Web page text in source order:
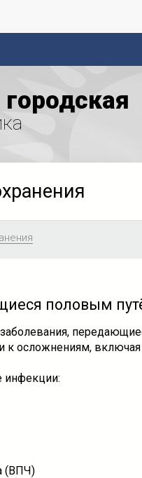
половым
к осложнениям,
инфекции:
(ВПЧ)